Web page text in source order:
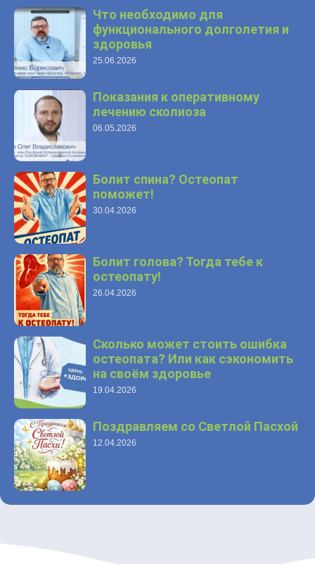
Что необходимо для
функционального долголетия и
здоровья
25.06.2026
Показания к оперативному
лечению сколиоза
06.05.2026
Болит спина? Остеопат
поможет!
30.04.2026
Болит голова? Тогда тебе к
остеопату!
26.04.2026
Сколько может стоить ошибка
остеопата? Или как сэкономить
на своём здоровье
19.04.2026
Поздравляем со Светлой Пасхой
12.04.2026